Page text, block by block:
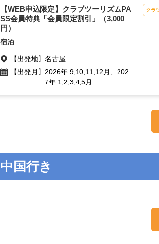
ライ
フ
【WEB申込限定】クラブツーリズムPA
SS会員特典「会員限定割引」
（3,000
円）
宿泊
【出発地】名古屋
【出発月】 2026年 9,10,11,12月、202
7年 1,2,3,4,5月
中国行き